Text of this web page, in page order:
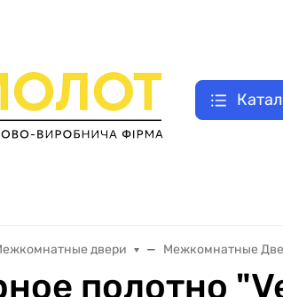
двери Межкомнатные
полотно